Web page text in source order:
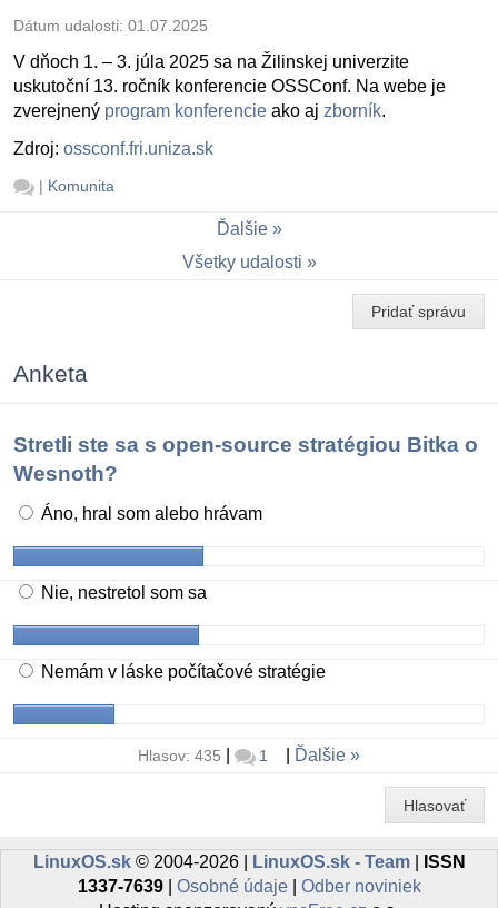
Dátum udalosti: 01.07.2025
V dňoch 1. – 3. júla 2025 sa na Žilinskej univerzite
uskutoční 13. ročník konferencie OSSConf. Na webe je
zverejnený program konferencie ako aj zborník.
Zdroj: ossconf.fri.uniza.sk
| Komunita
Ďalšie
Všetky udalosti
Pridať správu
Anketa
Stretli ste sa s open-source stratégiou Bitka o
Wesnoth?
Áno, hral som alebo hrávam
Nie, nestretol som sa
Nemám v láske počítačové stratégie
Hlasov: 435 1 Ďalšie
Hlasovať
LinuxOS.sk© 2004-2026 | LinuxOS.sk - Team|
ISSN
1337-7639| Osobné údaje| Odber noviniek